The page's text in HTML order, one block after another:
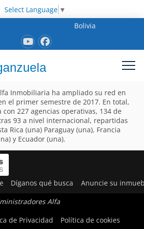
Select Language ▼
Bolivia
Inmobiliaria ha ampliado su red en
el primer semestre de 2017. En total,
con 227 agencias operativas, 134 de
93 a nivel internacional, repartidas
Rica (una) Paraguay (una), Francia
y Ecuador (una).
Díganos qué busca Anuncie su
Alfa
de Privacidad Política de cookies